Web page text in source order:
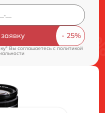
Вы соглашаетесь c политикой